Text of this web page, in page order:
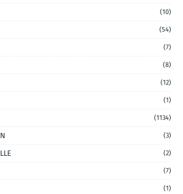
(10)
(54)
(7)
(8)
(12)
(1)
(1134)
(3)
(2)
(7)
(1)